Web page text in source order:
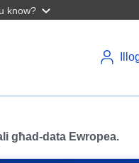
know?
għad-data Ewropea.